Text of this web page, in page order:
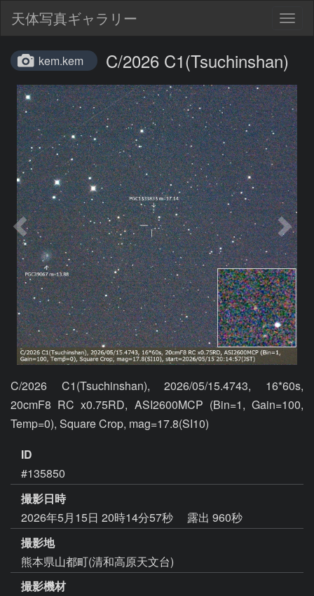
天体写真ギャラリー
kem.kem C/2026 C1(Tsuchinshan)
C/2026 C1(Tsuchinshan), 2026/05/15.4743, 16*60s,
20cmF8 RC x0.75RD, ASI2600MCP (Bin=1, Gain=100,
Temp=0), Square Crop, mag=17.8(SI10)
ID
#135850
撮影日時
2026年5月15日 20時14分57秒
露出 960秒
撮影地
熊本県山都町(清和高原天文台)
撮影機材